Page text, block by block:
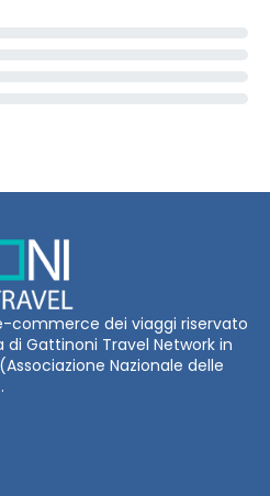
commerce dei viaggi riservato
di Gattinoni Travel Network in
Nazionale delle